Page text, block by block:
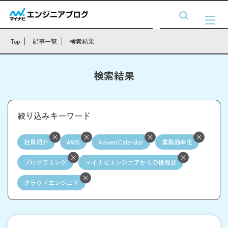
Top 記事一覧 検索結果
検索結果
絞り込みキーワード
社員紹介 AWS AdventCalendar 業務効率化
プログラミング マイナビエンジニアからの挑戦状
クラウドエンジニア